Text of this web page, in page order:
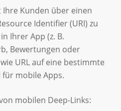
Kunden über einen
Identifier (URI) zu
Ihrer App (z. B.
Bewertungen oder
URL auf eine bestimmte
für mobile Apps.
mobilen Deep-Links: